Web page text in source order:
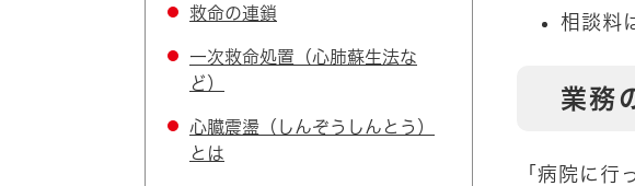
相談料
業務
「病院に行
救命の連鎖
一次救命処置（心肺蘇生法な
ど）
心臓震盪（しんぞうしんとう）
とは